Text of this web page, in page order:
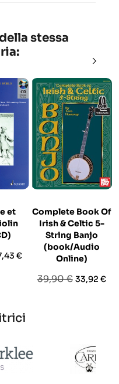
stessa
et
€
Complete Book Of
Irish & Celtic 5-
String Banjo
(book/Audio
Online)
Prezzo
39,90 € Prezzo
33,92 €